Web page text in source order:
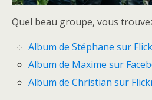
Quel beau groupe, vous
Album de Stéphane sur
Album de Maxime sur
Album de Christian sur